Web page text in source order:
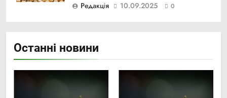
Редакція
10.09.2025 0
Останні новини